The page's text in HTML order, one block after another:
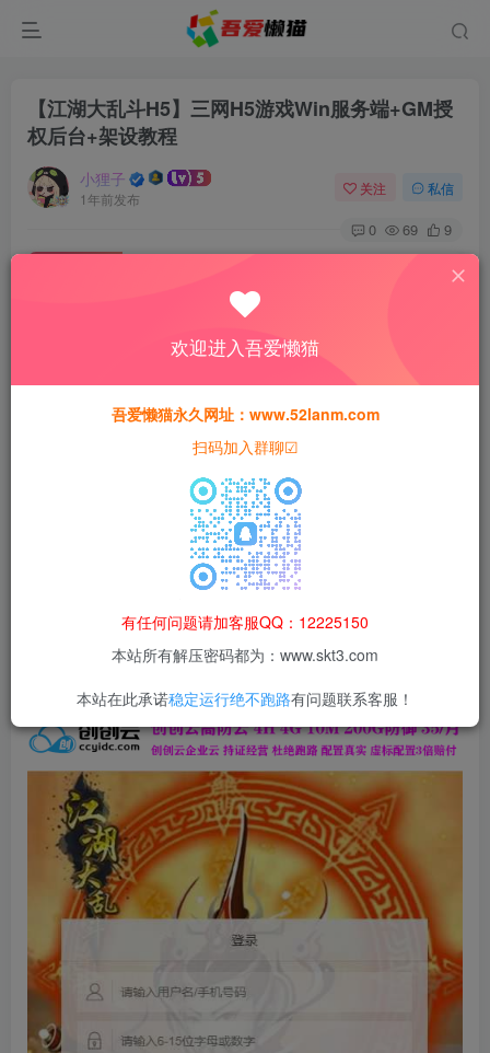
【江湖大乱斗H5】三网H5游戏Win服务端+GM授
权后台+架设教程
小狸子
1年前发布
关注 私信
0 69 9
此内容为付费资源，请付费后查看
猫粮30
黄金会员猫粮15 钻石会员 免费
本站所有资源均为网络收集整理而来，仅供学习研究使用，请在下
载后24h内删除，谢谢合作！
本站资源仅用于学习交流，禁止商业运营与违法、侵权
果由使用者自行承担。
欢迎进入吾爱懒猫
吾爱懒猫永久网址：www.52lanm.com
扫码加入群聊☑
有任何问题请加客服QQ：12225150
本站所有解压密码都为：www.skt3.com
本站在此承诺稳定运行绝不跑路有问题联系客服！